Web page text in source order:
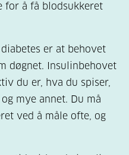
for å få blodsukkeret
er at behovet
døgnet. Insulinbehovet
du er, hva du spiser,
mye annet. Du må
ved å måle ofte, og